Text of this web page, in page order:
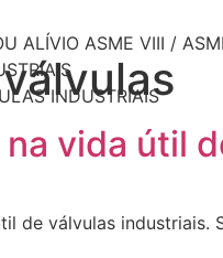
ALÍVIO ASME VIII /
INDUSTRIAIS
vida útil
de válvulas industriais.